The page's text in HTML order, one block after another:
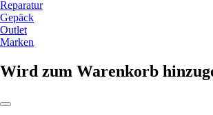
Reparatur
Gepäck
Outlet
Marken
Wird zum Warenkorb